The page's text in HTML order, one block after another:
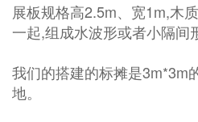
展板规格高2.5m、宽1m,木
一起,组成水波形或者小隔间
我们的搭建的标摊是3m*3m
地。